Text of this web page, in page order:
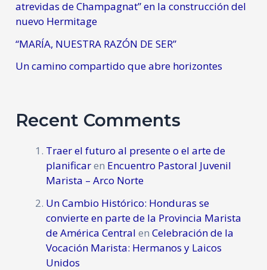
atrevidas de Champagnat” en la construcción del
nuevo Hermitage
“MARÍA, NUESTRA RAZÓN DE SER”
Un camino compartido que abre horizontes
Recent Comments
Traer el futuro al presente o el arte de
planificaren Encuentro Pastoral Juvenil
Marista – Arco Norte
Un Cambio Histórico: Honduras se
convierte en parte de la Provincia Marista
de América Central enCelebración de la
Vocación Marista: Hermanos y Laicos
Unidos